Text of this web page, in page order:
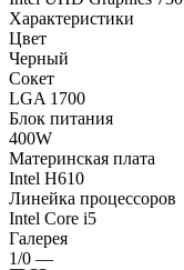
Характеристики
Цвет
Черный
Сокет
LGA 1700
Блок питания
400W
Материнская плата
Intel H610
Линейка процессоров
Intel Core i5
Галерея
1/0 —